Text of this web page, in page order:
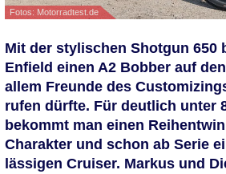
Fotos: Motorradtest.de
Mit der stylischen Shotgun 650
Enfield einen A2 Bobber auf
allem Freunde des
rufen dürfte. Für deutlich unter
bekommt man einen
Charakter und schon ab Serie
lässigen Cruiser. Markus und